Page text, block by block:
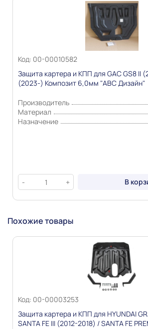
Информация о технических
комплекте поставки, стране
виде и цвете товара носит
основывается на последних
публикации сведениях
Код: 00-00010582
Защита картера и КПП для GAC GS8 II
(2023-) Композит 6,0мм "АВС Дизайн"
Производитель
Материал
Назначение
- + В
Похожие товары
Код: 00-00003253
Защита картера и КПП для HYUNDAI
SANTA FE III (2012-2018) / SANTA FE